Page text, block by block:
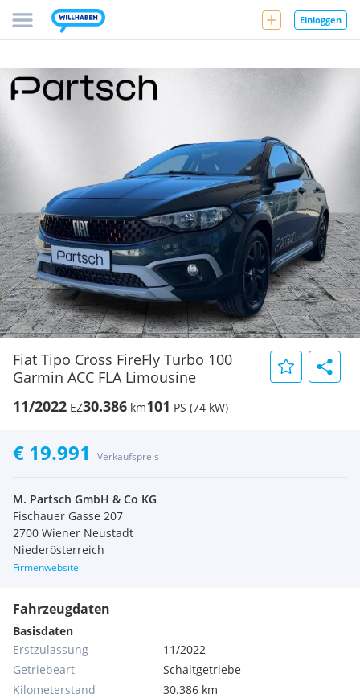
Einloggen
Fiat Tipo Cross FireFly Turbo 100
Garmin ACC FLA Limousine
11/2022 EZ30.386 km101 PS (74 kW)
€ 19.991 Verkaufspreis
M. Partsch GmbH & Co KG
Fischauer Gasse 207
2700 Wiener Neustadt
Niederösterreich
Firmenwebsite
Fahrzeugdaten
Basisdaten
Erstzulassung
11/2022
Getriebeart
Schaltgetriebe
Kilometerstand
30.386 km